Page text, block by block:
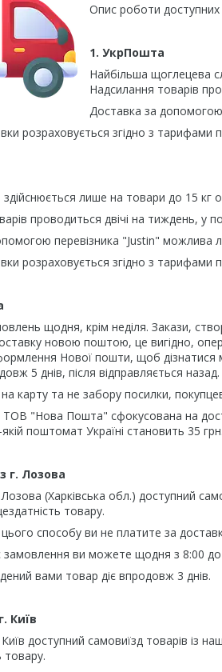
Опис роботи доступних
1. УкрПошта
Найбільша щоглецева
Надсилання товарів
Доставка за
розраховується згідно з
лише на товари до 15 кг
проводиться двічі на тиждень, у
перевізника "Justin" можлива
розраховується згідно з
щодня, крім неділя. Закази,
новою поштою, це вигідно,
Нової пошти, щоб дізнатися
5 днів, після відправляється назад.
карту та не забору посилки,
"Нова Пошта" сфокусована на
поштомат Україні становить 35
г. Лозова
(Харківська обл.) доступний
товару.
способу ви не платите за
ви можете щодня з 8:00 до
вами товар діє впродовж 3 днів.
Київ
доступний самовиїзд товарів із
товару.